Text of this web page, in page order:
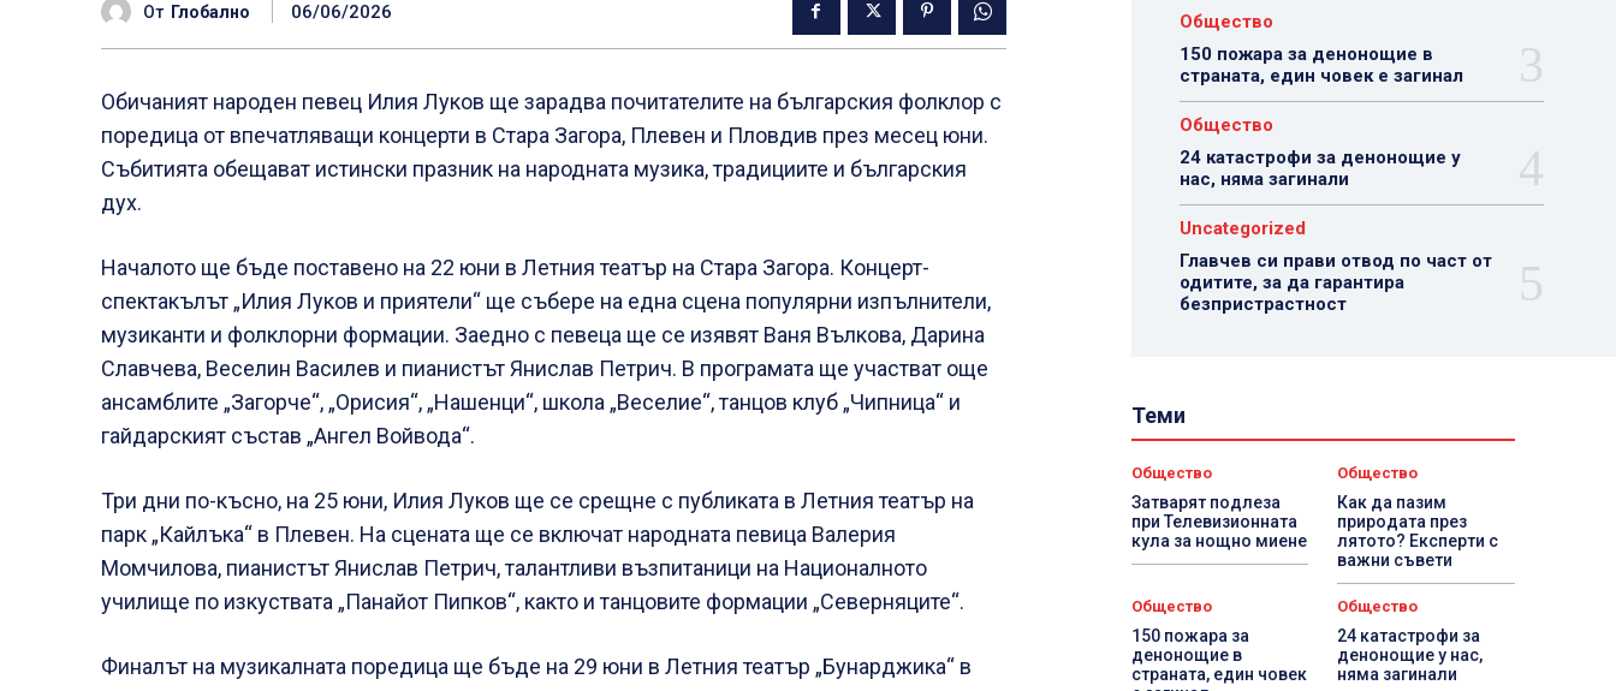
От Глобално 06/06/2026
Обичаният народен певец Илия Луков ще зарадва почитателите на българския фолклор с
поредица от впечатляващи концерти в Стара Загора, Плевен и Пловдив през месец юни.
Събитията обещават истински празник на народната музика, традициите и българския
дух.
Началото ще бъде поставено на 22 юни в Летния театър на Стара Загора. Концерт-
спектакълът „Илия Луков и приятели“ ще събере на една сцена популярни изпълнители,
музиканти и фолклорни формации. Заедно с певеца ще се изявят Ваня Вълкова, Дарина
Славчева, Веселин Василев и пианистът Янислав Петрич. В програмата ще участват още
ансамблите „Загорче“, „Орисия“, „Нашенци“, школа „Веселие“, танцов клуб „Чипница“ и
гайдарският състав „Ангел Войвода“.
Три дни по-късно, на 25 юни, Илия Луков ще се срещне с публиката в Летния театър на
парк „Кайлъка“ в Плевен. На сцената ще се включат народната певица Валерия
Момчилова, пианистът Янислав Петрич, талантливи възпитаници на Националното
училище по изкуствата „Панайот Пипков“, както и танцовите формации „Северняците“.
Финалът на музикалната поредица ще бъде на 29 юни в Летния театър „Бунарджика“ в
Общество
150 пожара за денонощие в
страната, един човек е загинал
Общество
24 катастрофи за денонощие у
нас, няма загинали
Uncategorized
Главчев си прави отвод по част от
одитите, за да гарантира
безпристрастност
Теми
Общество
Затварят подлеза
при Телевизионната
кула за нощно миене
Общество
Как да пазим
природата през
лятото? Експерти с
важни съвети
Общество
150 пожара за
денонощие в
страната, един човек
Общество
24 катастрофи за
денонощие у нас,
няма загинали